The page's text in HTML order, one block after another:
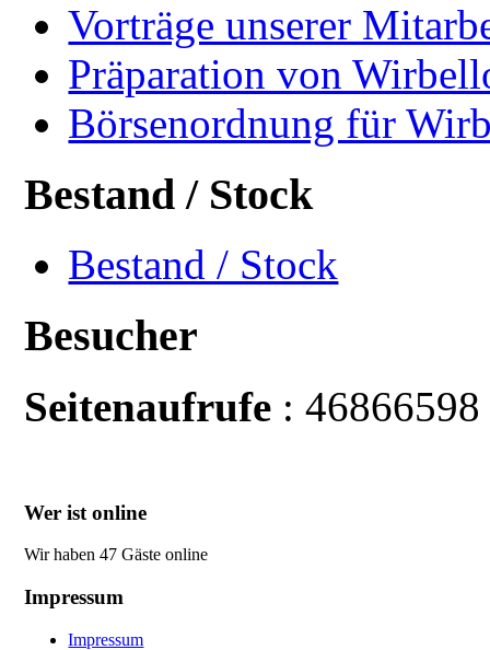
Vorträge unserer
Präparation von
Börsenordnung für
Bestand / Stock
Bestand / Stock
Besucher
Seitenaufrufe : 46866598
Wer ist online
Wir haben 47 Gäste online
Impressum
Impressum